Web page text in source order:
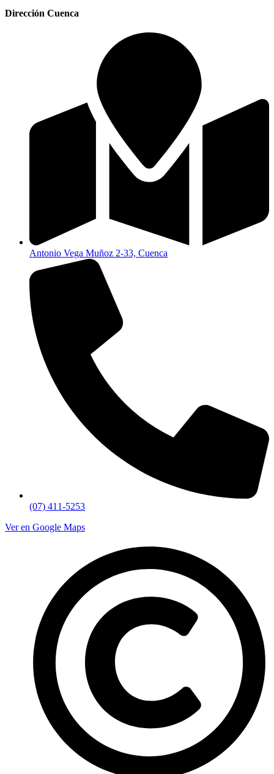
Dirección Cuenca
Antonio Vega Muñoz 2-33, Cuenca
(07) 411-5253
Ver en Google Maps